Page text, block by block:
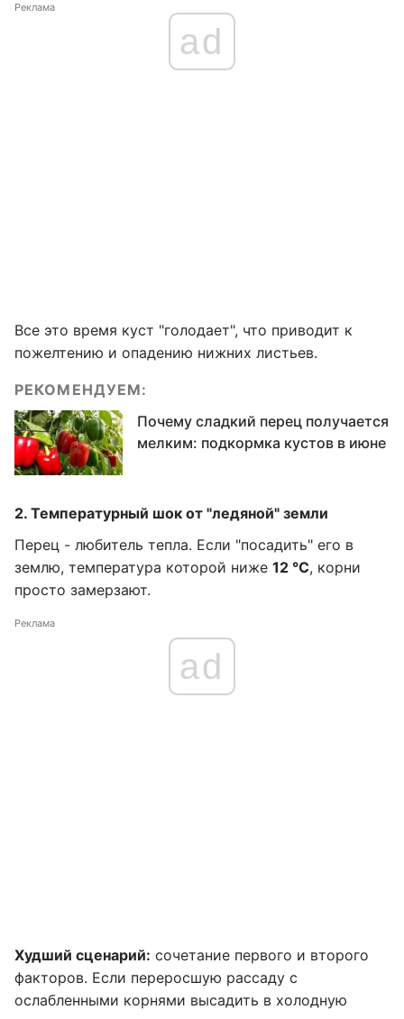
Реклама
ad
Все это время куст "голодает", что приводит к
пожелтению и опадению нижних листьев.
РЕКОМЕНДУЕМ:
Почему сладкий перец получается
мелким: подкормка кустов в июне
2. Температурный шок от "ледяной" земли
Перец - любитель тепла. Если "посадить" его в
землю, температура которой ниже 12 °C, корни
просто замерзают.
Реклама
ad
Худший сценарий: сочетание первого и второго
факторов. Если переросшую рассаду с
ослабленными корнями высадить в холодную